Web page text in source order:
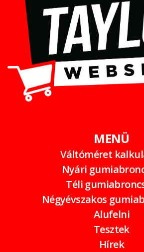
MENÜ
Váltóméret
Nyári
Téli
Négyévszakos
Alufelni
Tesztek
Hírek